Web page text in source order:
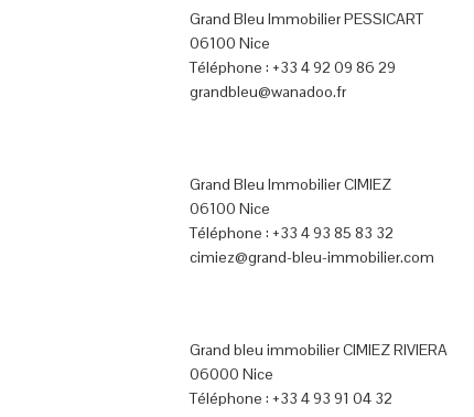
Grand Bleu Immobilier PESSICART
06100 Nice
Téléphone : +33 4 92 09 86 29
grandbleu@wanadoo.fr
Grand Bleu Immobilier CIMIEZ
06100 Nice
Téléphone : +33 4 93 85 83 32
cimiez@grand-bleu-immobilier.com
Grand bleu immobilier CIMIEZ RIVIERA
06000 Nice
Téléphone : +33 4 93 91 04 32